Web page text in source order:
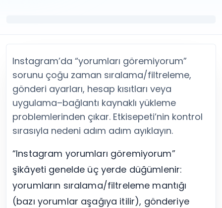
Twitter (X) Video İzlenme Satın Al
YouTube
YouTube Abone Satın Al
YouTube Beğeni Satın Al
YouTube İzlenme Satın Al
YouTube Yorum Satın Al
Tümünü Gör
Facebook
Facebook Takipçi Satın Al
Facebook Yorum Satın Al
Facebook Video İzlenme Satın Al
Tümünü Gör
Diğer ücretsiz araçlar
LinkedIn Araçları
Spotify Araçları
Telegram Araçları
Twitch Araçları
SoundCloud Araçları
Snapchat Araçları
Tümünü Gör
Instagram’da “yorumları göremiyorum”
sorunu çoğu zaman sıralama/filtreleme,
gönderi ayarları, hesap kısıtları veya
uygulama–bağlantı kaynaklı yükleme
problemlerinden çıkar. Etkisepeti’nin kontrol
sırasıyla nedeni adım adım ayıklayın.
“Instagram yorumları göremiyorum”
şikâyeti genelde üç yerde düğümlenir:
yorumların sıralama/filtreleme mantığı
(bazı yorumlar aşağıya itilir), gönderiye